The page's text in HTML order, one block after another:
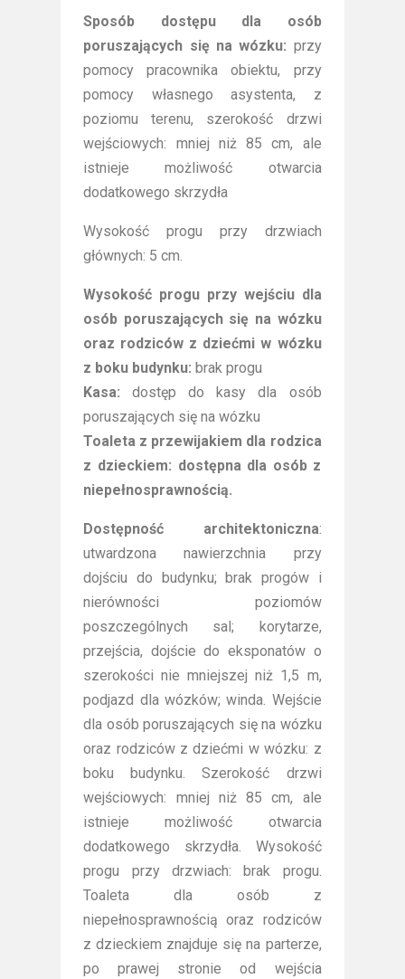
Sposób dostępu dla osób
poruszających się na wózku: przy
pomocy pracownika obiektu, przy
pomocy własnego asystenta, z
poziomu terenu, szerokość drzwi
wejściowych: mniej niż 85 cm, ale
istnieje możliwość otwarcia
dodatkowego skrzydła
Wysokość progu przy drzwiach
głównych: 5 cm.
Wysokość progu przy wejściu dla
osób poruszających się na wózku
oraz rodziców z dziećmi w wózku
z boku budynku: brak progu
Kasa: dostęp do kasy dla osób
poruszających się na wózku
Toaleta z przewijakiem dla rodzica
z dzieckiem: dostępna dla osób z
niepełnosprawnością.
Dostępność architektoniczna:
utwardzona nawierzchnia przy
dojściu do budynku; brak progów i
nierówności poziomów
poszczególnych sal; korytarze,
przejścia, dojście do eksponatów o
szerokości nie mniejszej niż 1,5 m,
podjazd dla wózków; winda. Wejście
dla osób poruszających się na wózku
oraz rodziców z dziećmi w wózku: z
boku budynku. Szerokość drzwi
wejściowych: mniej niż 85 cm, ale
istnieje możliwość otwarcia
dodatkowego skrzydła. Wysokość
progu przy drzwiach: brak progu.
Toaleta dla osób z
niepełnosprawnością oraz rodziców
z dzieckiem znajduje się na parterze,
po prawej stronie od wejścia